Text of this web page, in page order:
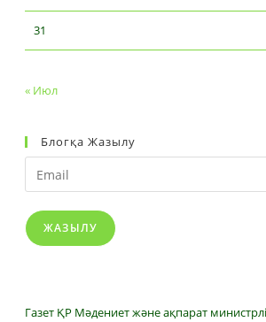
31
« Июл
Блогқа Жазылу
Email
ЖАЗЫЛУ
Газет ҚР Мәдениет және ақпарат